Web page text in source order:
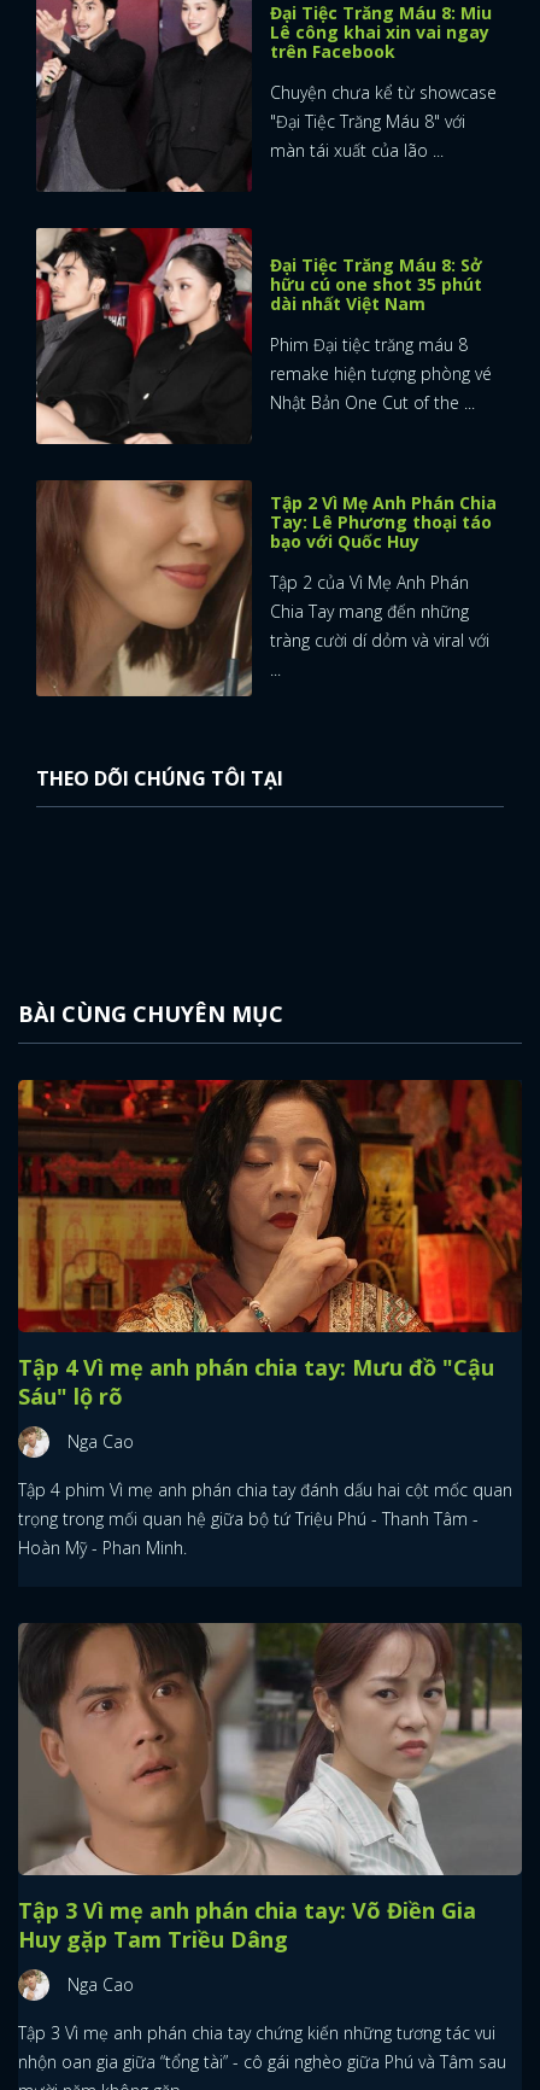
x
ĐĂNG NHẬP
Đại Tiệc Trăng Máu 8: Miu
Lê công khai xin vai ngay
trên Facebook
Chuyện chưa kể từ showcase
"Đại Tiệc Trăng Máu 8" với
màn tái xuất của lão ...
Đại Tiệc Trăng Máu 8: Sở
hữu cú one shot 35 phút
dài nhất Việt Nam
Phim Đại tiệc trăng máu 8
remake hiện tượng phòng vé
Nhật Bản One Cut of the ...
Tập 2 Vì Mẹ Anh Phán Chia
Tay: Lê Phương thoại táo
bạo với Quốc Huy
Tập 2 của Vì Mẹ Anh Phán
Chia Tay mang đến những
tràng cười dí dỏm và viral với
...
THEO DÕI CHÚNG TÔI TẠI
BÀI CÙNG CHUYÊN MỤC
Tập 4 Vì mẹ anh phán chia tay: Mưu đồ "Cậu
Sáu" lộ rõ
Nga Cao
Tập 4 phim Vì mẹ anh phán chia tay đánh dấu hai cột mốc quan
trọng trong mối quan hệ giữa bộ tứ Triệu Phú - Thanh Tâm -
Hoàn Mỹ - Phan Minh.
Tập 3 Vì mẹ anh phán chia tay: Võ Điền Gia
Huy gặp Tam Triều Dâng
Nga Cao
Tập 3 Vì mẹ anh phán chia tay chứng kiến những tương tác vui
nhộn oan gia giữa “tổng tài” - cô gái nghèo giữa Phú và Tâm sau